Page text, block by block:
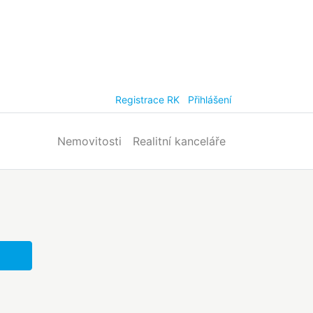
Registrace RK Přihlášení
Nemovitosti Realitní kanceláře